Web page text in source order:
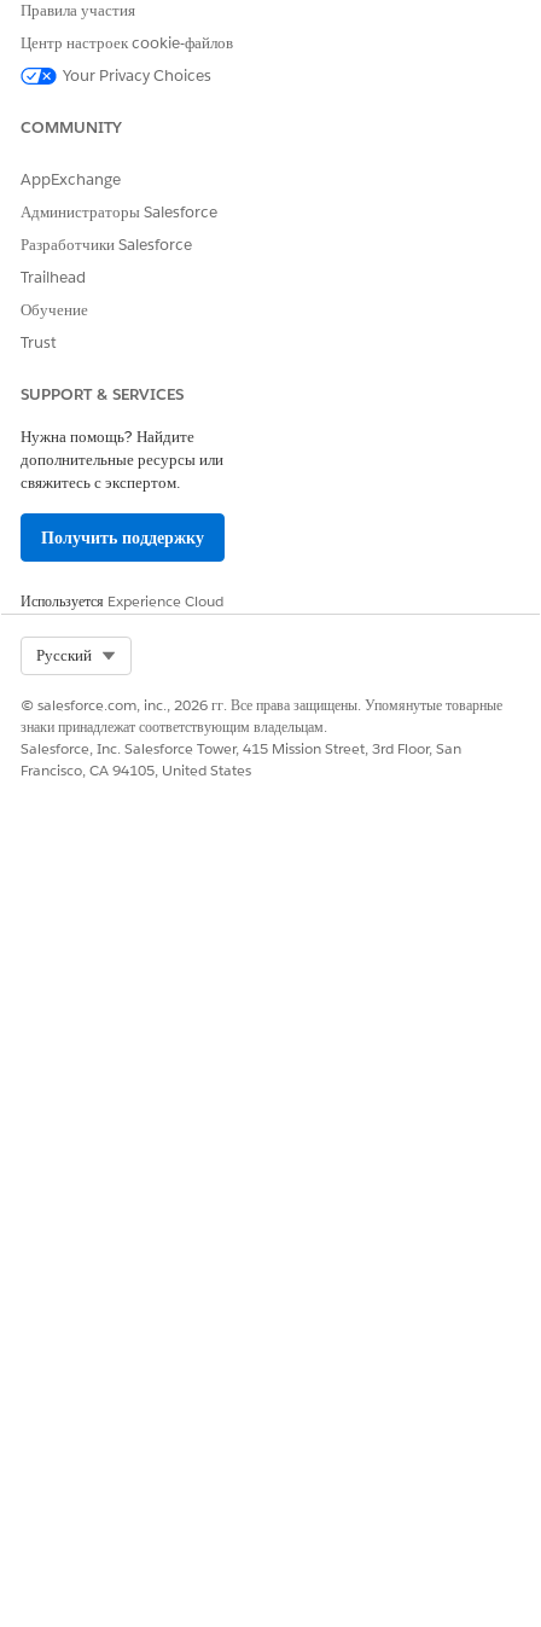
Для существующей политики выберите «
раскрывающемся списке политик, чтобы открыть страницу
«Редактировать сведения о политике».
В поле «Размер пакета» введите число от 1 до 2 000.
ЭТА СТАТЬЯ РЕШИЛА ВАШУ ПРОБЛЕМУ?
Оставьте свой отзыв, чтобы мы могли стать лучше!
Правила участия
Центр настроек cookie-файлов
Your Privacy Choices
COMMUNITY
AppExchange
Администраторы Salesforce
Разработчики Salesforce
Trailhead
Обучение
Trust
SUPPORT & SERVICES
Нужна помощь? Найдите
дополнительные ресурсы или
свяжитесь с экспертом.
Получить поддержку
Используется Experience Cloud
Русский
© salesforce.com, inc., 2026 гг. Все права защищены. Упомянутые товарные
знаки принадлежат соответствующим владельцам.
Salesforce, Inc. Salesforce Tower, 415 Mission Street, 3rd Floor, San
Francisco, CA 94105, United States